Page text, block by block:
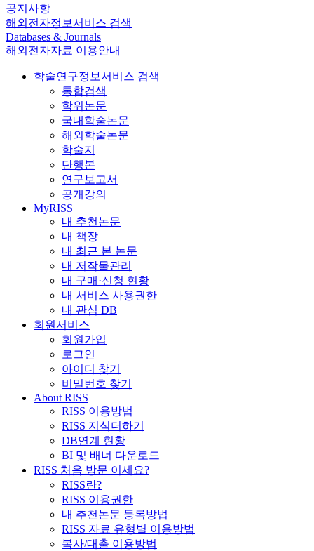
공지사항
해외전자정보서비스 검색
Databases & Journals
해외전자자료 이용안내
학술연구정보서비스 검색
통합검색
학위논문
국내학술논문
해외학술논문
학술지
단행본
연구보고서
공개강의
MyRISS
내 추천논문
내 책장
내 최근 본 논문
내 저작물관리
내 구매·신청 현황
내 서비스 사용권한
내 관심 DB
회원서비스
회원가입
로그인
아이디 찾기
비밀번호 찾기
About RISS
RISS 이용방법
RISS 지식더하기
DB연계 현황
BI 및 배너 다운로드
RISS 처음 방문 이세요?
RISS란?
RISS 이용권한
내 추천논문 등록방법
RISS 자료 유형별 이용방법
복사/대출 이용방법